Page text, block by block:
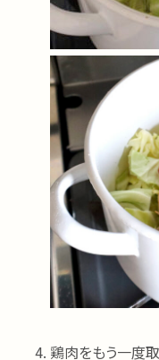
鶏肉をもう一度